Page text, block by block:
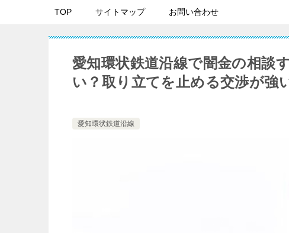
TOP サイトマップ お問い合わせ
愛知環状鉄道沿線で闇金の相談
い？取り立てを止める交渉が強
愛知環状鉄道沿線